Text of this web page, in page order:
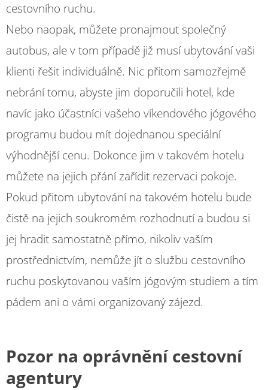
cestovního ruchu.
Nebo naopak, můžete pronajmout společný
autobus, ale v tom případě již musí ubytování vaši
klienti řešit individuálně. Nic přitom samozřejmě
nebrání tomu, abyste jim doporučili hotel, kde
navíc jako účastníci vašeho víkendového jógového
programu budou mít dojednanou speciální
výhodnější cenu. Dokonce jim v takovém hotelu
můžete na jejich přání zařídit rezervaci pokoje.
Pokud přitom ubytování na takovém hotelu bude
čistě na jejich soukromém rozhodnutí a budou si
jej hradit samostatně přímo, nikoliv vaším
prostřednictvím, nemůže jít o službu cestovního
ruchu poskytovanou vaším jógovým studiem a tím
pádem ani o vámi organizovaný zájezd.
Pozor na oprávnění cestovní
agentury